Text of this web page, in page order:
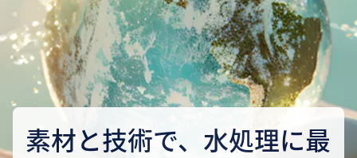
素材と技術で、水処理に最